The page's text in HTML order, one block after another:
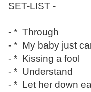
SET-LIST -
- * Through
- * My baby just
- * Kissing a fool
- * Understand
- * Let her down